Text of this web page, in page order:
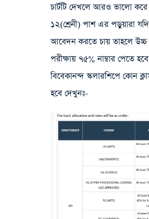
চার্টটি দেখলে আরও ভালো করে
১২(শ্রেনী) পাশ এর পড়ুয়ারা
আবেদন করতে চায় তাহলে উচ্চ
পরীক্ষায় ৭৫% নাম্বার পেতে হবে।
বিবেকানন্দ স্কলারশিপে কোন
হবে দেখুনঃ-